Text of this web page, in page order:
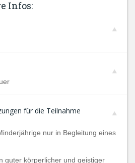
Infos:
für die Teilnahme
nur in Begleitung eines
guter körperlicher und geistiger